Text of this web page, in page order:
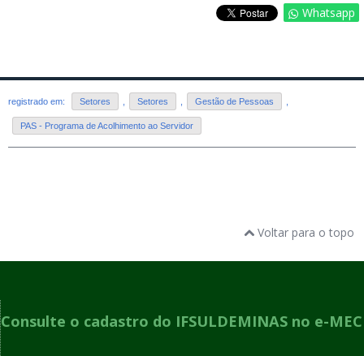
Whatsapp
registrado em: Setores Setores Gestão de Pessoas
PAS - Programa de Acolhimento ao Servidor
Voltar para o topo
Consulte o cadastro do IFSULDEMINAS no e-MEC